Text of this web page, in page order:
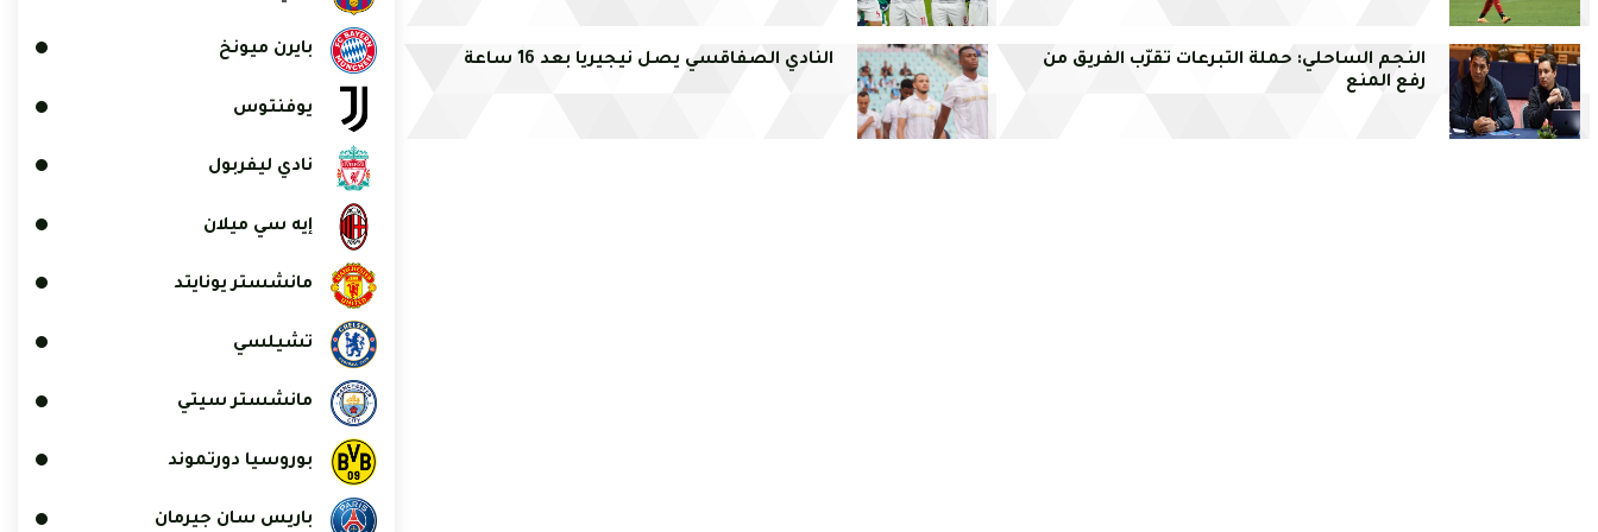
النجم الساحلي: حملة التبرعات تقرّب الفريق من
رفع المنع
النادي الصفاقسي يصل نيجيريا بعد 16 ساعة
بايرن ميونخ
يوفنتوس
نادي ليفربول
إيه سي ميلان
مانشستر يونايتد
تشيلسي
مانشستر سيتي
بوروسيا دورتموند
باريس سان جيرمان